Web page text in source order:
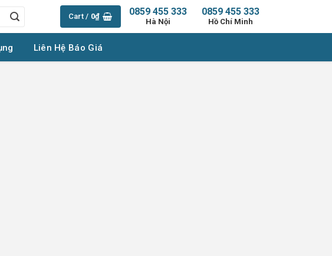
Cart / 0₫ 0859 455 333
Hồ Chí Minh
0859 455 333
Hà Nội
Liên Hệ Báo Giá